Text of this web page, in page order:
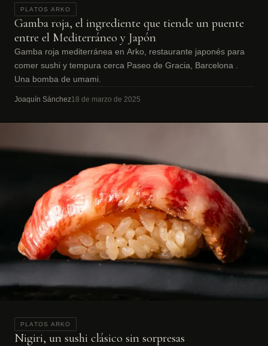
PLATOS ARKO
Gamba roja, el ingrediente que tiende un puente
entre el Mediterráneo y Japón
Gamba roja mediterránea en Arko, restaurante japonés para
comer sushi y tempura cerca Paseo de Gracia, Barcelona .
Una bomba de umami.
Joaquín Sánchez18 de marzo de 2025
PLATOS ARKO
Nigiri, un sushi clásico sin sorpresas